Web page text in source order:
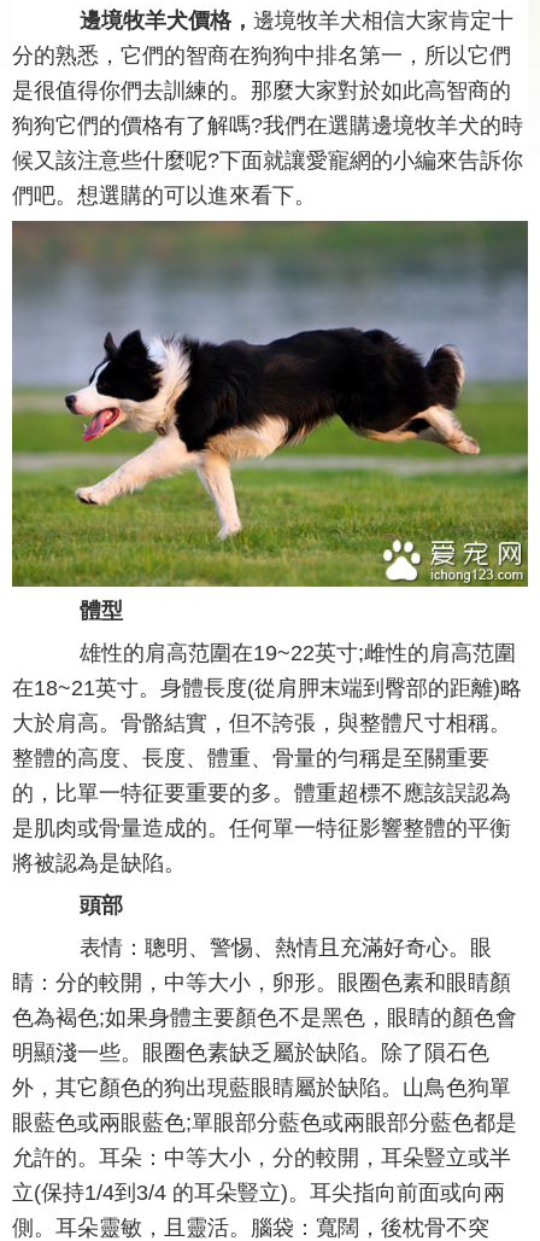
邊境牧羊犬價格， 邊境牧羊犬相信大家肯定十
分的熟悉，它們的智商在狗狗中排名第一，所以它們
是很值得你們去訓練的。那麼大家對於如此高智商的
狗狗它們的價格有了解嗎?我們在選購邊境牧羊犬的時
候又該注意些什麼呢?下面就讓愛寵網的小編來告訴你
們吧。想選購的可以進來看下。
體型
雄性的肩高范圍在19~22英寸;雌性的肩高范圍
在18~21英寸。身體長度(從肩胛末端到臀部的距離)略
大於肩高。骨骼結實，但不誇張，與整體尺寸相稱。
整體的高度、長度、體重、骨量的勻稱是至關重要
的，比單一特征要重要的多。體重超標不應該誤認為
是肌肉或骨量造成的。任何單一特征影響整體的平衡
將被認為是缺陷。
頭部
表情：聰明、警惕、熱情且充滿好奇心。眼
睛：分的較開，中等大小，卵形。眼圈色素和眼睛顏
色為褐色;如果身體主要顏色不是黑色，眼睛的顏色會
明顯淺一些。眼圈色素缺乏屬於缺陷。除了隕石色
外，其它顏色的狗出現藍眼睛屬於缺陷。山鳥色狗單
眼藍色或兩眼藍色;單眼部分藍色或兩眼部分藍色都是
允許的。耳朵：中等大小，分的較開，耳朵豎立或半
立(保持1/4到3/4 的耳朵豎立)。耳尖指向前面或向兩
側。耳朵靈敏，且靈活。腦袋：寬闊，後枕骨不突